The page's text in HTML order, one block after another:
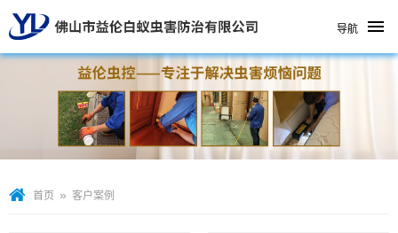
导航
首页 » 客户案例